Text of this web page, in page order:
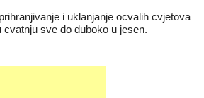
i uklanjanje ocvalih cvjetova
cvatnju sve do duboko u jesen.